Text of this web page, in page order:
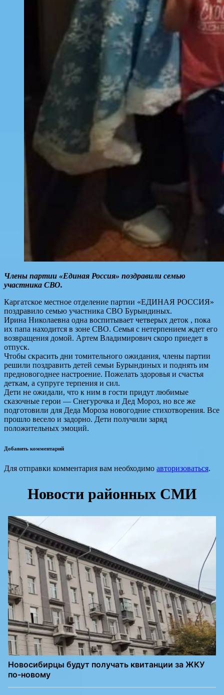
Члены партии «Единая Россия» поздравили семью
участника СВО.
Каргатское местное отделение партии «ЕДИНАЯ РОССИЯ»
поздравило семью участника СВО Бурындиных.
Ирина Николаевна одна воспитывает четверых деток , пока
их папа находится в зоне СВО. Семья с нетерпением ждет его
возвращения домой. Артем Владимирович скоро приедет в
отпуск.
Чтобы скрасить дни томительного ожидания, члены партии
решили поздравить детей семьи Бурындиных и поднять им
предновогоднее настроение. Пожелать здоровья и счастья
деткам, а супруге терпения и сил.
Дети не ожидали, что к ним в гости придут любимые
сказочные герои — Снегурочка и Дед Мороз, но все же
подготовили для Деда Мороза новогодние стихотворения. Все
прошло весело и задорно. Дети получили заряд
положительных эмоций.
Добавить комментарий
Для отправки комментария вам необходимо авторизоваться.